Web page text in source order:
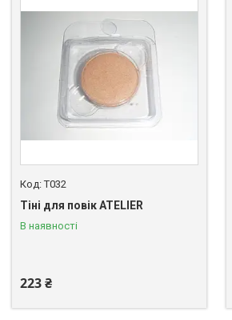
Т032
Тіні для повік ATELIER
В наявності
223 ₴